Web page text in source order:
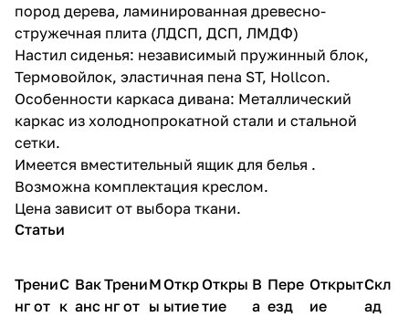
пород дерева, ламинированная древесно-
стружечная плита (ЛДСП, ДСП, ЛМДФ)
Настил сиденья: независимый пружинный блок,
Термовойлок, эластичная пена ST, Hollcon.
Особенности каркаса дивана: Металлический
каркас из холоднопрокатной стали и стальной
сетки.
Имеется вместительный ящик для белья .
Возможна комплектация креслом.
Цена зависит от выбора ткани.
Статьи
Трени
нг от
С
к
Вак
анс
Трени
нг от
М
ы
Откр
ытие
Откры
тие
В
а
Пере
езд
Открыт
ие
Скл
ад